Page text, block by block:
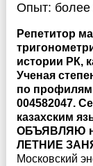
Опыт: более
Репетитор
истории РК,
Ученая
по профилям
004582047.
казахским
ОБЪЯВЛЯЮ
ЛЕТНИЕ
Московский